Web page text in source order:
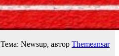
Тема: Newsup, автор Themeansar